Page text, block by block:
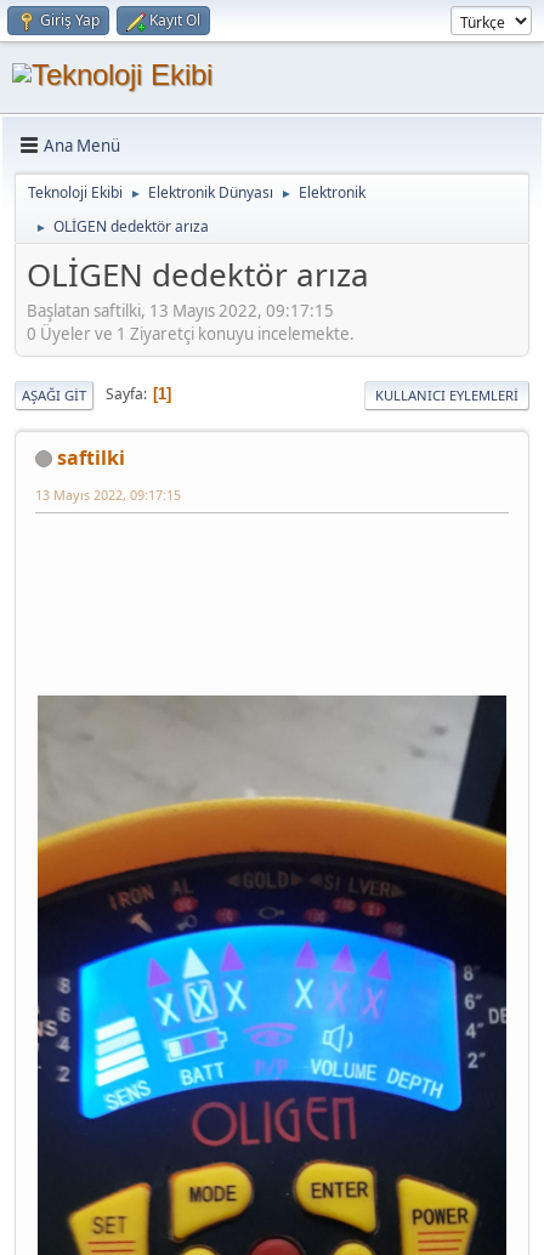
Giriş Yap Kayıt Ol
Ana Menü
Teknoloji Ekibi ► Elektronik Dünyası ► Elektronik
► OLİGEN dedektör arıza
OLİGEN dedektör arıza
Başlatan saftilki, 13 Mayıs 2022, 09:17:15
0 Üyeler ve 1 Ziyaretçi konuyu incelemekte.
AŞAĞI GIT Sayfa 1 KULLANICI EYLEMLERI
saftilki
13 Mayıs 2022, 09:17:15